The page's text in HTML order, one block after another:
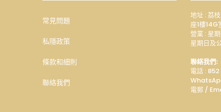
常見問題
私隱政策
條款和細則
聯絡我們
地址 : 荔
座1樓
營業 : 星
星期日及
聯絡我們:
電話 :
電郵 /